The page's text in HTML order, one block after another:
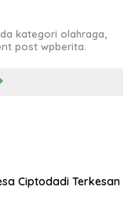
kategori olahraga,
post wpberita.
Ciptodadi Terkesan